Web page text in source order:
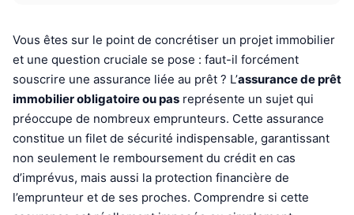
Vous êtes sur le point de concrétiser un projet immobilier
et une question cruciale se pose : faut-il forcément
souscrire une assurance liée au prêt ? L’assurance de prêt
immobilier obligatoire ou pas représente un sujet qui
préoccupe de nombreux emprunteurs. Cette assurance
constitue un filet de sécurité indispensable, garantissant
non seulement le remboursement du crédit en cas
d’imprévus, mais aussi la protection financière de
l’emprunteur et de ses proches. Comprendre si cette